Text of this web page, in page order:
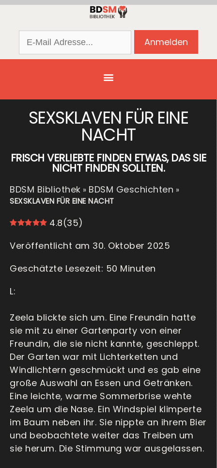
SEXSKLAVEN FÜR EINE
NACHT
FRISCH VERLIEBTE FINDEN ETWAS, DAS SIE
NICHT FINDEN SOLLTEN.
BDSM Bibliothek » BDSM Geschichten »
SEXSKLAVEN FÜR EINE NACHT
4.8(35)
Veröffentlicht am 30. Oktober 2025
L:
Zeela blickte sich um. Eine Freundin hatte
sie mit zu einer Gartenparty von einer
Freundin, die sie nicht kannte, geschleppt.
Der Garten war mit Lichterketten und
Windlichtern geschmückt und es gab eine
große Auswahl an Essen und Getränken.
Eine leichte, warme Sommerbrise wehte
Zeela um die Nase. Ein Windspiel klimperte
im Baum neben ihr. Sie nippte an ihrem Bier
und beobachtete weiter das Treiben um
sie herum. Die Stimmung war ausgelassen.